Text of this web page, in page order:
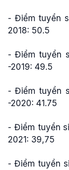
- Điểm tuyển
2018: 50.5
- Điểm tuyển
-2019: 49.5
- Điểm tuyển
-2020: 41.75
- Điểm tuyển
2021: 39,75
-Điểm tuyển